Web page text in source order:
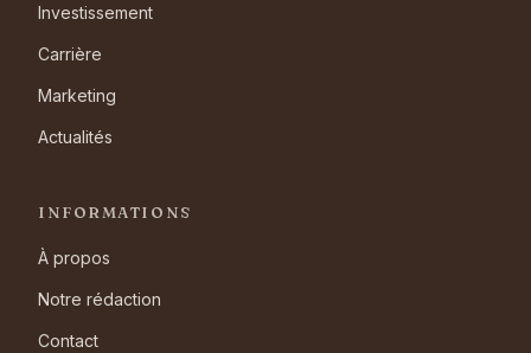
Investissement
Carrière
Marketing
Actualités
INFORMATIONS
À propos
Notre rédaction
Contact